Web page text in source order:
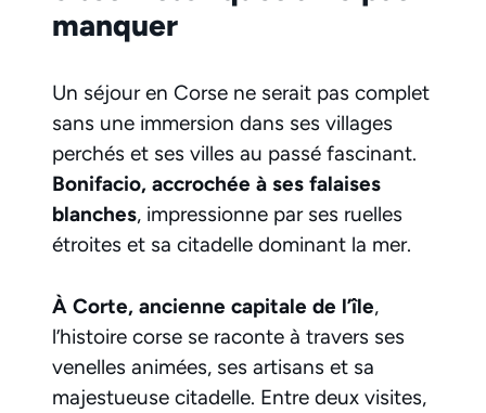
manquer
Un séjour en Corse ne serait pas complet
sans une immersion dans ses villages
perchés et ses villes au passé fascinant.
Bonifacio, accrochée à ses falaises
blanches, impressionne par ses ruelles
étroites et sa citadelle dominant la mer.
À Corte, ancienne capitale de l’île,
l’histoire corse se raconte à travers ses
venelles animées, ses artisans et sa
majestueuse citadelle. Entre deux visites,